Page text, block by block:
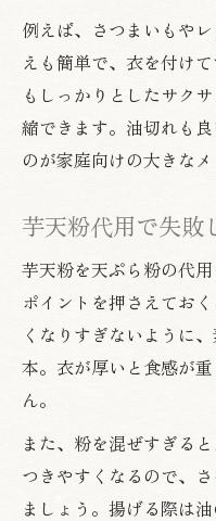
天ぷら粉が無
芋粉と他の粉
粉不足時に役
ツ
天ぷら粉切れ
天ぷら粉なしで作
芋粉で作る天
天ぷら粉なし
天ぷら粉ゼロ
芋粉衣天ぷら
例えば、さつまいもや
えも簡単で、衣を付け
もしっかりとしたサク
縮できます。油切れも
のが家庭向けの大きなメ
芋天粉代用で失敗
芋天粉を天ぷら粉の代
ポイントを押さえてお
くなりすぎないように
本。衣が厚いと食感が
ん。
また、粉を混ぜすぎる
つきやすくなるので、
ましょう。揚げる際は